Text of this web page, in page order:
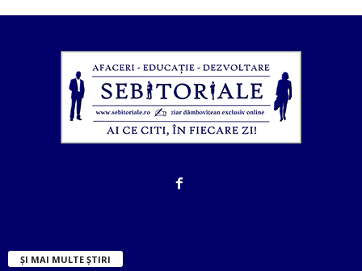
ȘI MAI MULTE ȘTIRI